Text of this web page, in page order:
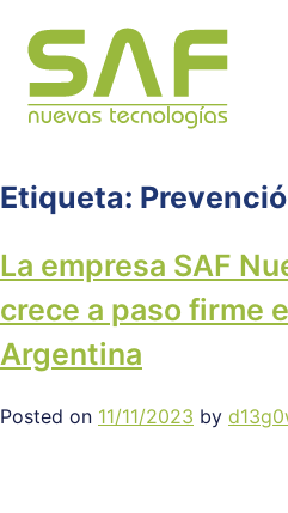
Etiqueta:
La empresa SAF
crece a paso firme
Argentina
Posted on 11/11/2023 by